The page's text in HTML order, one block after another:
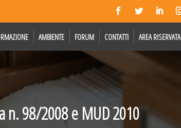
AMBIENTE FORUM CONTATTI AREA RISERVATA
98/2008 e MUD 2010